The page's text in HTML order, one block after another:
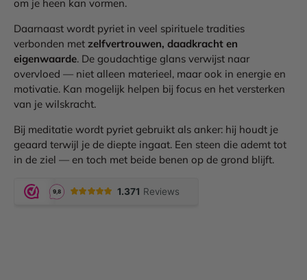
om je heen kan vormen.
Daarnaast wordt pyriet in veel spirituele tradities
verbonden met zelfvertrouwen, daadkracht en
eigenwaarde. De goudachtige glans verwijst naar
overvloed — niet alleen materieel, maar ook in energie en
motivatie. Kan mogelijk helpen bij focus en het versterken
van je wilskracht.
Bij meditatie wordt pyriet gebruikt als anker: hij houdt je
geaard terwijl je de diepte ingaat. Een steen die ademt tot
in de ziel — en toch met beide benen op de grond blijft.